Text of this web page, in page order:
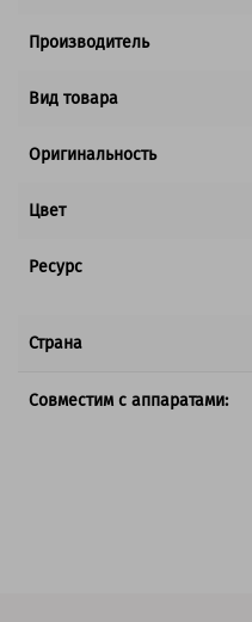
Производитель
Вид товара
Оригинальность
Цвет
Ресурс
Страна
Совместим с аппаратами: